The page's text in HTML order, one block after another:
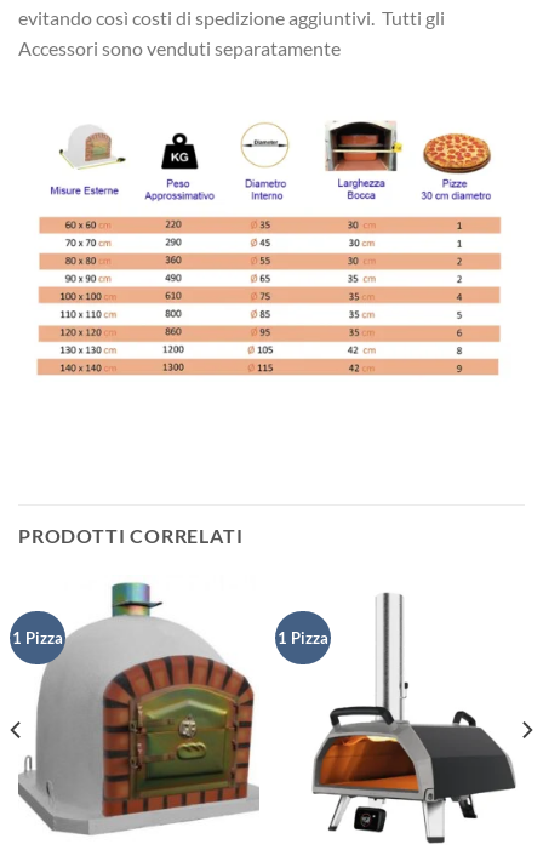
evitando così costi di spedizione aggiuntivi. Tutti gli
Accessori sono venduti separatamente
PRODOTTI CORRELATI
1 Pizza 1 Pizza